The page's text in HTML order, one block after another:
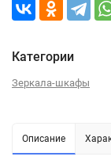
Категории
Зеркала-шкафы
Описание